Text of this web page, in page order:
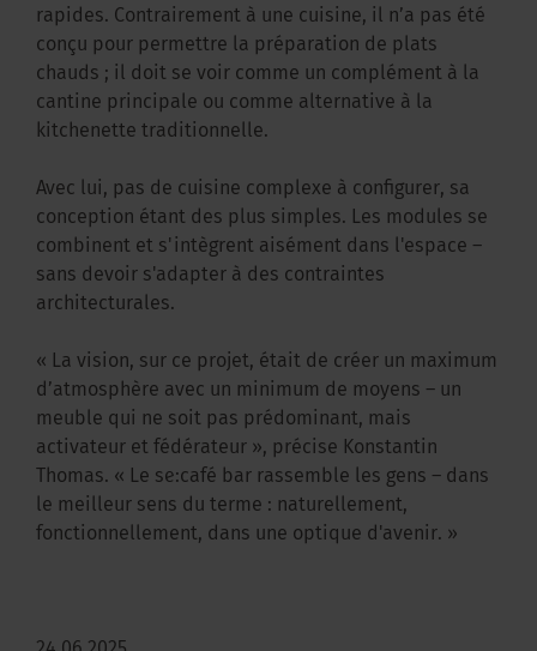
rapides. Contrairement à une cuisine, il n’a pas été
conçu pour permettre la préparation de plats
chauds ; il doit se voir comme un complément à la
cantine principale ou comme alternative à la
kitchenette traditionnelle.
Avec lui, pas de cuisine complexe à configurer, sa
conception étant des plus simples. Les modules se
combinent et s'intègrent aisément dans l'espace –
sans devoir s'adapter à des contraintes
architecturales.
« La vision, sur ce projet, était de créer un maximum
d’atmosphère avec un minimum de moyens – un
meuble qui ne soit pas prédominant, mais
activateur et fédérateur », précise Konstantin
Thomas. « Le se:café bar rassemble les gens – dans
le meilleur sens du terme : naturellement,
fonctionnellement, dans une optique d'avenir. »